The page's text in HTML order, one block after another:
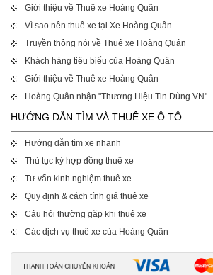
Giới thiệu về Thuê xe Hoàng Quân
Vì sao nên thuê xe tại Xe Hoàng Quân
Truyền thông nói về Thuê xe Hoàng Quân
Khách hàng tiêu biểu của Hoàng Quân
Giới thiệu về Thuê xe Hoàng Quân
Hoàng Quân nhận "Thương Hiệu Tin Dùng VN"
HƯỚNG DẪN TÌM VÀ THUÊ XE Ô TÔ
Hướng dẫn tìm xe nhanh
Thủ tục ký hợp đồng thuê xe
Tư vấn kinh nghiệm thuê xe
Quy định & cách tính giá thuê xe
Câu hỏi thường gặp khi thuê xe
Các dịch vụ thuê xe của Hoàng Quân